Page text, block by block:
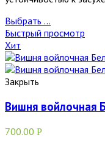
Выбрать ...
Быстрый просмотр
Хит
Закрыть
Вишня войлочная
700.00 Р